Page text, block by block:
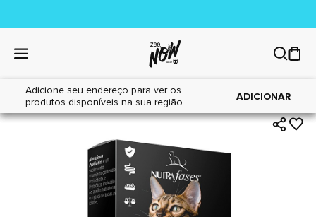
Adicione seu endereço para ver os
produtos disponíveis na sua região.
ADICIONAR
Home|Gatos|Farmácia